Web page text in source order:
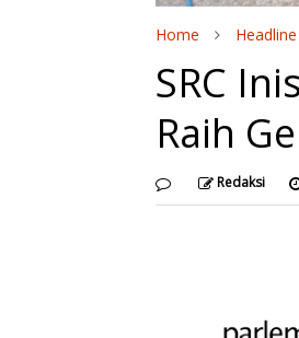
Home Headline
SRC
Raih
Redaksi